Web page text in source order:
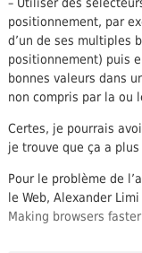
positionnement, par
d’un de ses multiples
positionnement) puis
bonnes valeurs dans
non compris par la ou
Certes, je pourrais
je trouve que ça a plus
Pour le problème de
le Web, Alexander
Making browsers